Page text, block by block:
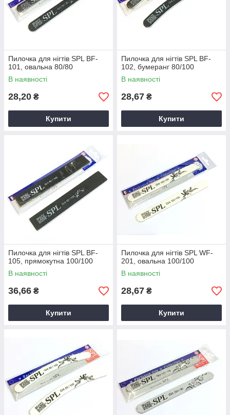
Пилочка для нігтів SPL BF-
101, овальна 80/80
В наявності
28,20 ₴
Купити
Пилочка для нігтів SPL BF-
102, бумеранг 80/100
В наявності
28,67 ₴
Купити
Пилочка для нігтів SPL BF-
105, прямокутна 100/100
В наявності
36,66 ₴
Купити
Пилочка для нігтів SPL WF-
201, овальна 100/100
В наявності
28,67 ₴
Купити